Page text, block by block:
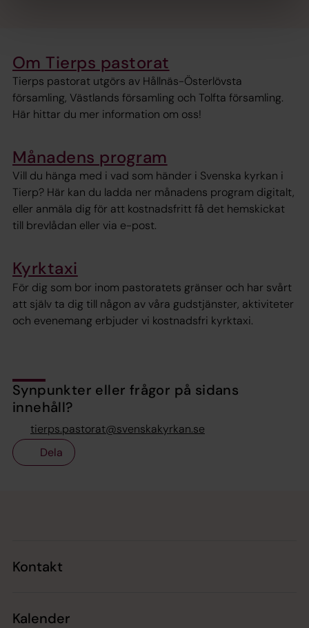
Om Tierps pastorat
Tierps pastorat utgörs av Hållnäs-Österlövsta
församling, Västlands församling och Tolfta församling.
Här hittar du mer information om oss!
Månadens program
Vill du hänga med i vad som händer i Svenska kyrkan i
Tierp? Här kan du ladda ner månadens program digitalt,
eller anmäla dig för att kostnadsfritt få det hemskickat
till brevlådan eller via e-post.
Kyrktaxi
För dig som bor inom pastoratets gränser och har svårt
att själv ta dig till någon av våra gudstjänster, aktiviteter
och evenemang erbjuder vi kostnadsfri kyrktaxi.
Synpunkter eller frågor på sidans
innehåll?
tierps.pastorat@svenskakyrkan.se
Dela
Kontakt
Kalender